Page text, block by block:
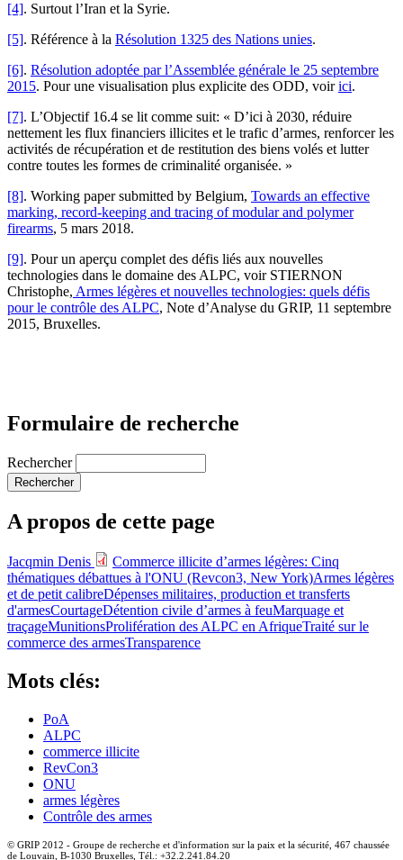
[4]. Surtout l’Iran et la Syrie.
[5]. Référence à la Résolution 1325 des Nations unies.
[6]. Résolution adoptée par l’Assemblée générale le 25 septembre
2015. Pour une visualisation plus explicite des ODD, voirici.
[7]. L’Objectif 16.4 se lit comme suit: « D’ici à 2030, réduire
nettement les flux financiers illicites et le trafic d’armes, renforcer les
activités de récupération et de restitution des biens volés et lutter
contre toutes les formes de criminalité organisée. »
[8]. Working paper submitted by Belgium, Towards an effective
marking, record-keeping and tracing of modular and polymer
firearms, 5 mars 2018.
[9]. Pour un aperçu complet des défis liés aux nouvelles
technologies dans le domaine des ALPC, voir STIERNON
Christophe, Armes légères et nouvelles technologies: quels défis
pour le contrôle des ALPC, Note d’Analyse du GRIP, 11 septembre
2015, Bruxelles.
Formulaire de recherche
Rechercher
A propos de cette page
Jacqmin Denis
Commerce illicite d’armes légères: Cinq
thématiques débattues à l'ONU (Revcon3, New York)Armes légères
et de petit calibreDépenses militaires, production et transferts
d'armesCourtageDétention civile d’armes à feuMarquage et
traçageMunitionsProlifération des ALPC en AfriqueTraité sur le
commerce des armesTransparence
Mots clés:
PoA
ALPC
commerce illicite
RevCon3
ONU
armes légères
Contrôle des armes
© GRIP 2012 - Groupe de recherche et d'information sur la paix et la sécurité, 467 chaussée
de Louvain, B-1030 Bruxelles, Tél.: +32.2.241.84.20